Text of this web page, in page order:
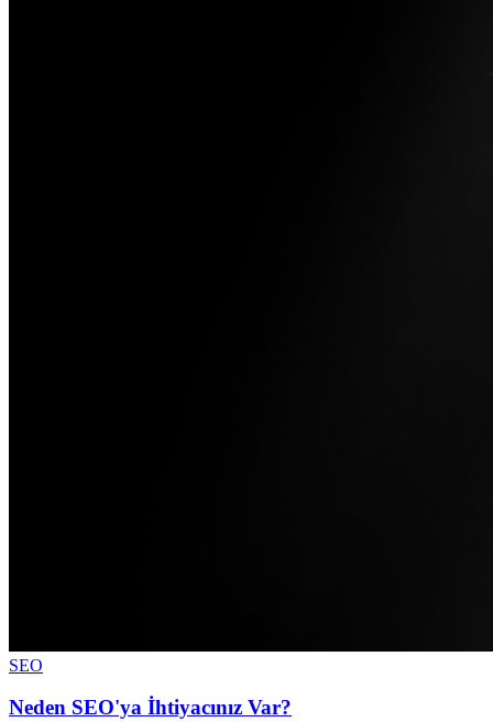
SEO
Neden SEO'ya İhtiyacınız Var?